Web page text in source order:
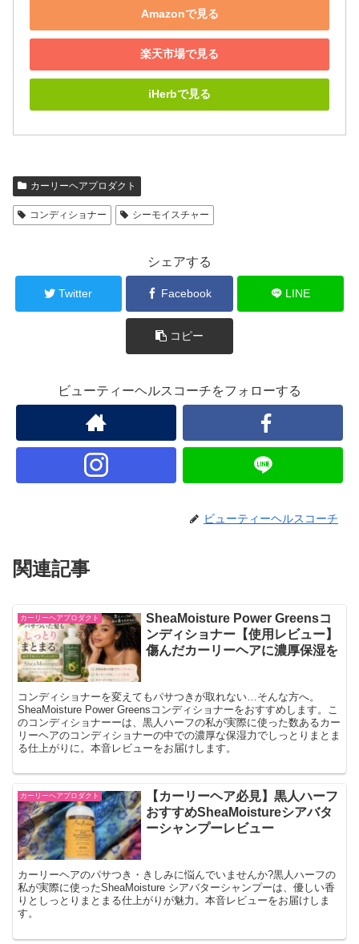
Amazonで見る
楽天市場で見る
iHerbで見る
カーリーヘアプロダクト
コンディショナー シーモイスチャー
シェアする
Twitter Facebook LINE
コピー
ビューティーヘルスコーチをフォローする
ビューティーヘルスコーチ
関連記事
カーリーヘアプロダクト
SheaMoisture Power Greensコ
ンディショナー【使用レビュー】
傷んだカーリーヘアに濃厚保湿を
コンディショナーを変えてもパサつきが取れない…そんな方へ。
SheaMoisture Power Greensコンディショナーをおすすめします。こ
のコンディショナーーは、黒人ハーフの私が実際に使った数あるカー
リーヘアのコンディショナーの中での濃厚な保湿力でしっとりまとま
る仕上がりに。本音レビューをお届けします。
カーリーヘアプロダクト
【カーリーヘア必見】黒人ハーフ
おすすめSheaMoistureシアバタ
ーシャンプーレビュー
カーリーヘアのパサつき・きしみに悩んでいませんか?黒人ハーフの
私が実際に使ったSheaMoisture シアバターシャンプーは、優しい香
りとしっとりまとまる仕上がりが魅力。本音レビューをお届けしま
す。